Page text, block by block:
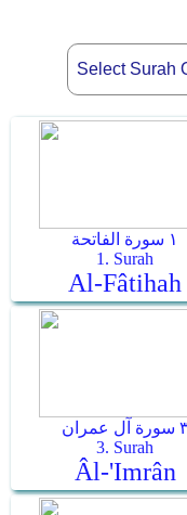
١ سورة الفاتحة
1. Surah
Al-Fâtihah
عمران
3. Surah
Âl-'Imrân